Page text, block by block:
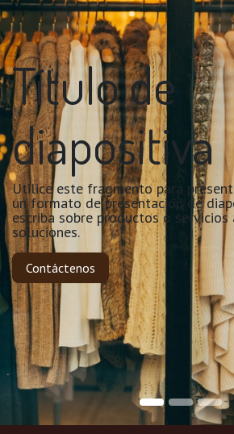
Título de
diapositiva
Utilice este fragmento para
un formato de presentación de
escriba sobre productos o servicios
soluciones.
Contáctenos